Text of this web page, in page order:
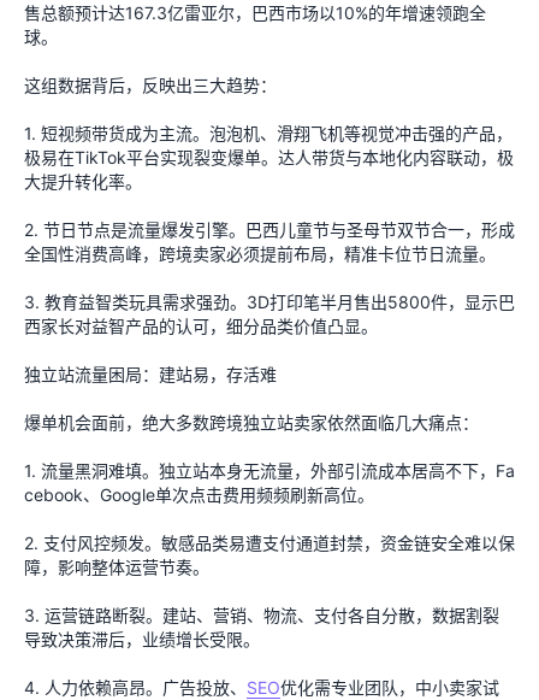
售总额预计达167.3亿雷亚尔，巴西市场以10%的年增速领跑全
球。
这组数据背后，反映出三大趋势：
1. 短视频带货成为主流。泡泡机、滑翔飞机等视觉冲击强的产品，
极易在TikTok平台实现裂变爆单。达人带货与本地化内容联动，极
大提升转化率。
2. 节日节点是流量爆发引擎。巴西儿童节与圣母节双节合一，形成
全国性消费高峰，跨境卖家必须提前布局，精准卡位节日流量。
3. 教育益智类玩具需求强劲。3D打印笔半月售出5800件，显示巴
西家长对益智产品的认可，细分品类价值凸显。
独立站流量困局：建站易，存活难
爆单机会面前，绝大多数跨境独立站卖家依然面临几大痛点：
1. 流量黑洞难填。独立站本身无流量，外部引流成本居高不下，Fa
cebook、Google单次点击费用频频刷新高位。
2. 支付风控频发。敏感品类易遭支付通道封禁，资金链安全难以保
障，影响整体运营节奏。
3. 运营链路断裂。建站、营销、物流、支付各自分散，数据割裂
导致决策滞后，业绩增长受限。
4. 人力依赖高昂。广告投放、 SEO优化需专业团队，中小卖家试